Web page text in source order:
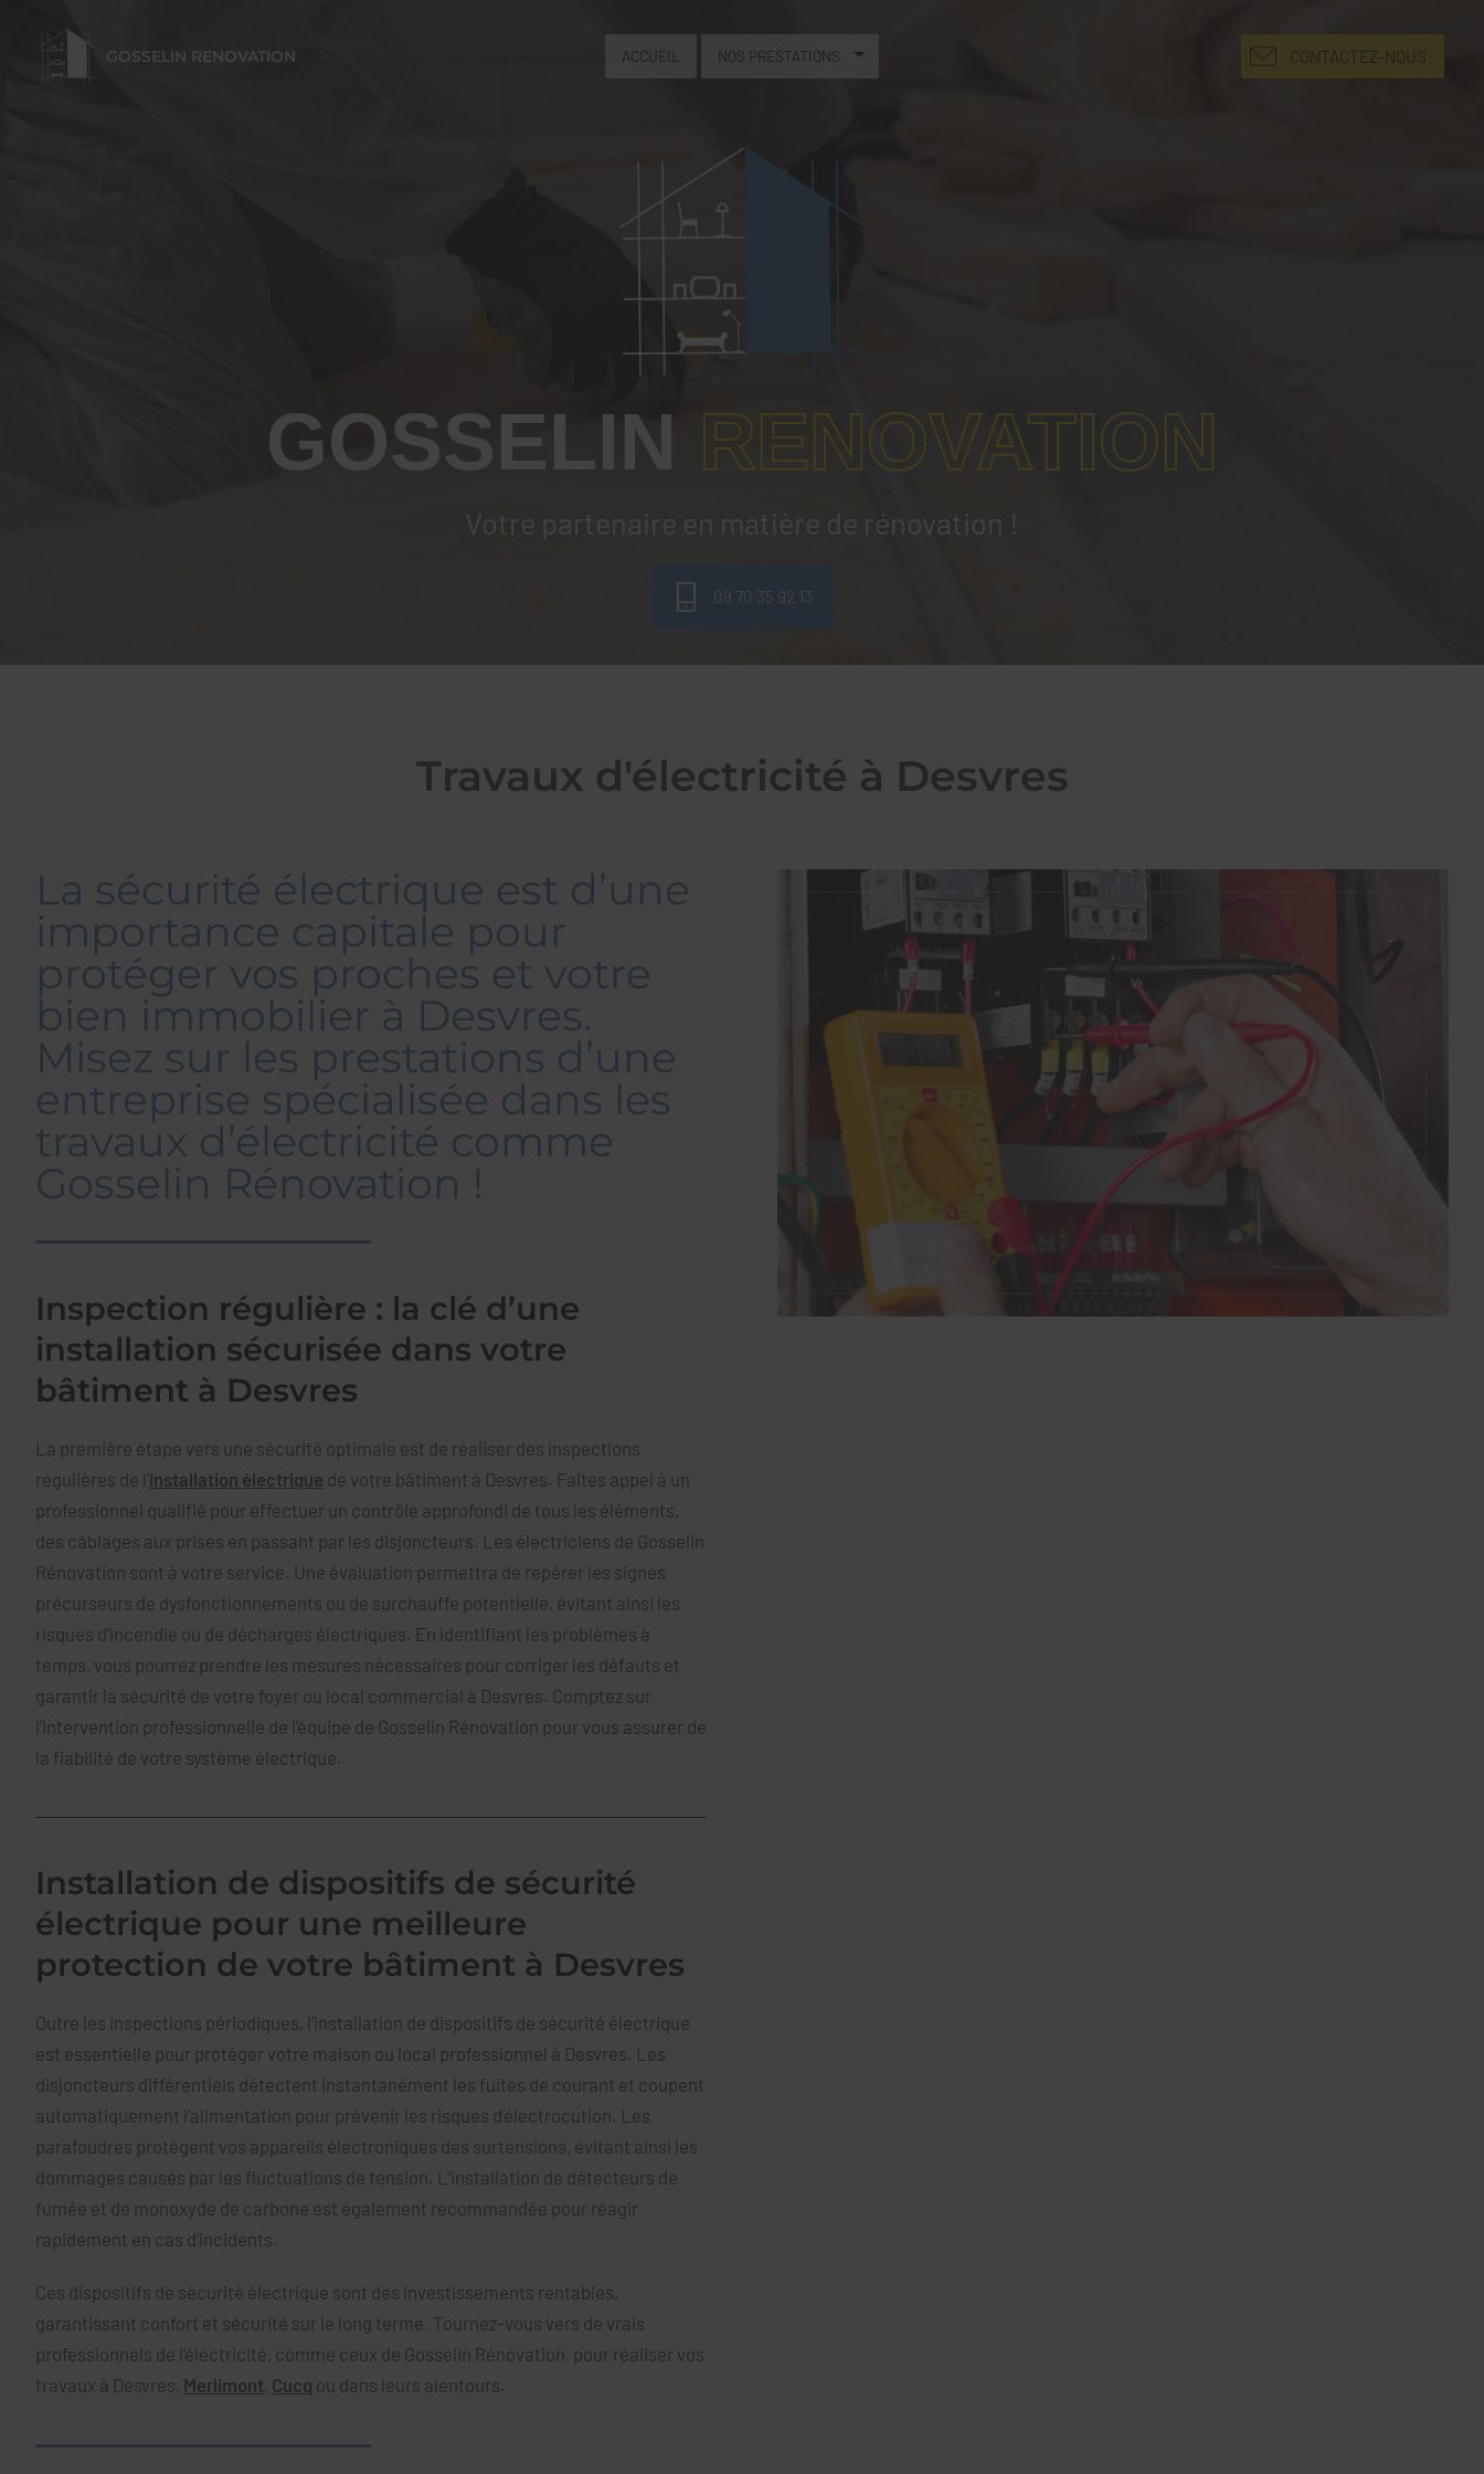
GOSSELIN RENOVATION
Votre partenaire en matière de rénovation !
09 70 35 92 13
GOSSELIN RENOVATION ACCUEIL NOS PRESTATIONS CONTACTEZ-NOUS
Travaux d'électricité à Desvres
La sécurité électrique est d’une
importance capitale pour
protéger vos proches et votre
bien immobilier à Desvres.
Misez sur les prestations d’une
entreprise spécialisée dans les
travaux d’électricité comme
Gosselin Rénovation !
Inspection régulière : la clé d’une
installation sécurisée dans votre
bâtiment à Desvres
La première étape vers une sécurité optimale est de réaliser des inspections
régulières de l’installation électrique de votre bâtiment à Desvres. Faites appel à un
professionnel qualifié pour effectuer un contrôle approfondi de tous les éléments,
des câblages aux prises en passant par les disjoncteurs. Les électriciens de Gosselin
Rénovation sont à votre service. Une évaluation permettra de repérer les signes
précurseurs de dysfonctionnements ou de surchauffe potentielle, évitant ainsi les
risques d’incendie ou de décharges électriques. En identifiant les problèmes à
temps, vous pourrez prendre les mesures nécessaires pour corriger les défauts et
garantir la sécurité de votre foyer ou local commercial à Desvres. Comptez sur
l’intervention professionnelle de l’équipe de Gosselin Rénovation pour vous assurer de
la fiabilité de votre système électrique.
Installation de dispositifs de sécurité
électrique pour une meilleure
protection de votre bâtiment à Desvres
Outre les inspections périodiques, l’installation de dispositifs de sécurité électrique
est essentielle pour protéger votre maison ou local professionnel à Desvres. Les
disjoncteurs différentiels détectent instantanément les fuites de courant et coupent
automatiquement l’alimentation pour prévenir les risques d’électrocution. Les
parafoudres protègent vos appareils électroniques des surtensions, évitant ainsi les
dommages causés par les fluctuations de tension. L’installation de détecteurs de
fumée et de monoxyde de carbone est également recommandée pour réagir
rapidement en cas d’incidents.
Ces dispositifs de sécurité électrique sont des investissements rentables,
garantissant confort et sécurité sur le long terme. Tournez-vous vers de vrais
professionnels de l’électricité, comme ceux de Gosselin Rénovation, pour réaliser vos
travaux à Desvres, Merlimont, Cucq ou dans leurs alentours.